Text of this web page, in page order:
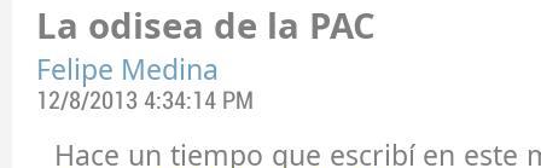
La odisea de la PAC
Felipe Medina
12/8/2013 4:34:14 PM
Hace un tiempo que escribí en este